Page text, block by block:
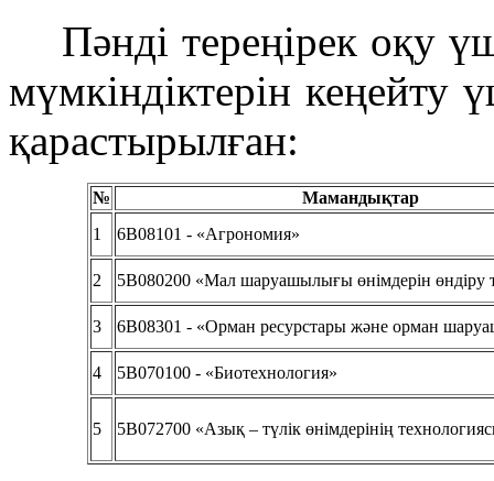
Пәнді тереңірек оқу
мүмкіндіктерін кеңейту
қарастырылған:
№
Мамандықтар
1
6B08101 - «Агрономия»
2 5В080200 «Мал шаруашылығы өнімдерін өндіру
3 6B08301 - «Орман ресурстары және орман
4 5В070100 - «Биотехнология»
5 5В072700 «Азық – түлік өнімдерінің